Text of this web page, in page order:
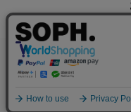
プライバシーポリシー
店舗受取サービス
お客様により良いサービ
使用することがございま
ご確認ください。